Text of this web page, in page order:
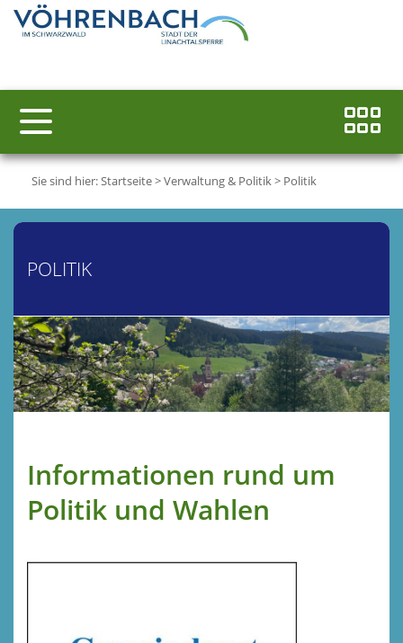
Sie sind hier:Startseite>Verwaltung & Politik> Politik
POLITIK
Informationen rund um
Politik und Wahlen